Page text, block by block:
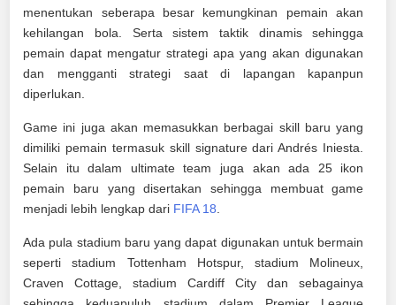
menentukan seberapa besar kemungkinan pemain akan
kehilangan bola. Serta sistem taktik dinamis sehingga
pemain dapat mengatur strategi apa yang akan digunakan
dan mengganti strategi saat di lapangan kapanpun
diperlukan.
Game ini juga akan memasukkan berbagai skill baru yang
dimiliki pemain termasuk skill signature dari Andrés Iniesta.
Selain itu dalam ultimate team juga akan ada 25 ikon
pemain baru yang disertakan sehingga membuat game
menjadi lebih lengkap dari FIFA 18
Ada pula stadium baru yang dapat digunakan untuk bermain
seperti stadium Tottenham Hotspur, stadium Molineux,
Craven Cottage, stadium Cardiff City dan sebagainya